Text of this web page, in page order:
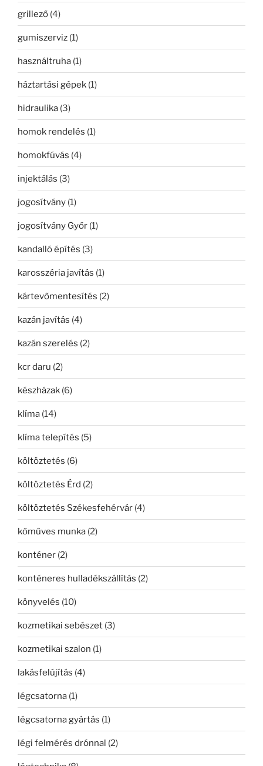
grillező (4)
gumiszerviz (1)
használtruha (1)
háztartási gépek (1)
hidraulika (3)
homok rendelés (1)
homokfúvás (4)
injektálás (3)
jogosítvány (1)
jogosítvány Győr (1)
kandalló építés (3)
karosszéria javítás (1)
kártevőmentesítés (2)
kazán javítás (4)
kazán szerelés (2)
kcr daru (2)
készházak (6)
klíma (14)
klíma telepítés (5)
költöztetés (6)
költöztetés Érd (2)
költöztetés Székesfehérvár (4)
kőműves munka (2)
konténer (2)
konténeres hulladékszállítás (2)
könyvelés (10)
kozmetikai sebészet (3)
kozmetikai szalon (1)
lakásfelújítás (4)
légcsatorna (1)
légcsatorna gyártás (1)
légi felmérés drónnal (2)